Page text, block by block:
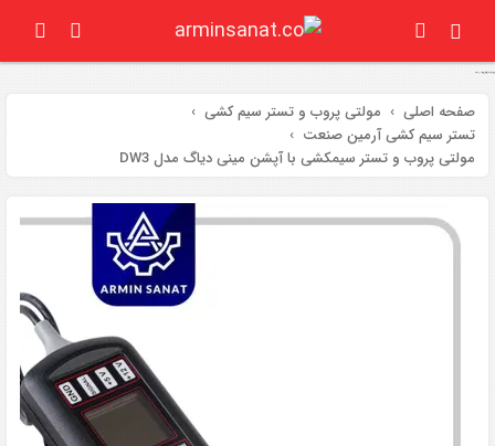
مولتی پروب (تستر سیم کشی ) با دیاگ ایران خودرو و سایپا مدل DW3
صفحه اصلی
مولتی پروب و تستر سیم کشی
تستر سیم کشی آرمین صنعت
مولتی پروب و تستر سیمکشی با آپشن مینی دیاگ مدل DW3